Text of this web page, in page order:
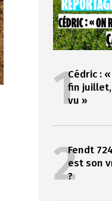
1Cédric :
fin
vu »
2Fendt
est son
?